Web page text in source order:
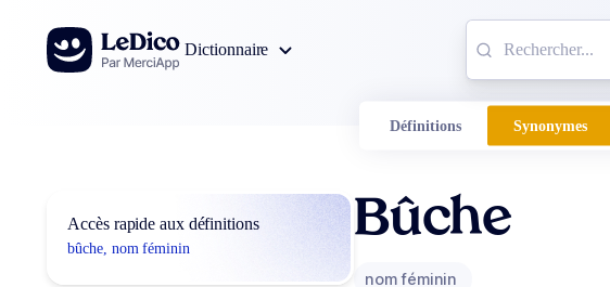
Aller au contenu
Dictionnaire
Définitions Synonymes
Accès rapide aux définitions
bûche, nom féminin
Bûche
nom féminin